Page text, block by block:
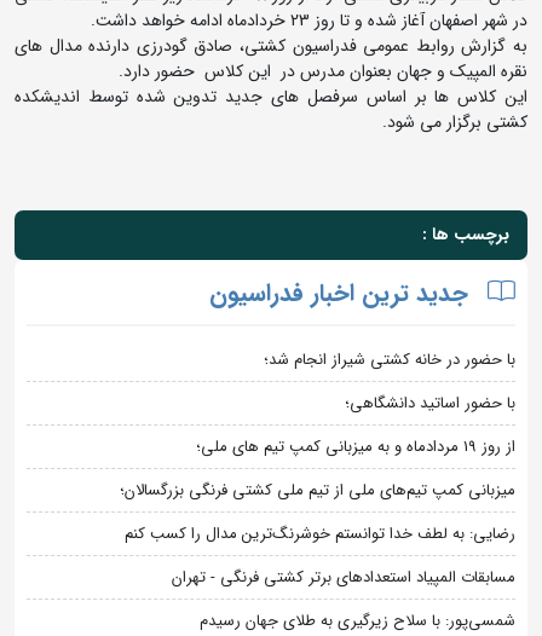
در شهر اصفهان آغاز شده و تا روز 23 خردادماه ادامه خواهد داشت.
به گزارش روابط عمومی فدراسیون کشتی، صادق گودرزی دارنده مدال های
نقره المپیک و جهان بعنوان مدرس در این کلاس حضور دارد.
این کلاس ها بر اساس سرفصل های جدید تدوین شده توسط اندیشکده
کشتی برگزار می شود.
برچسب ها :
جدید ترین اخبار فدراسیون
با حضور در خانه کشتی شیراز انجام شد؛
با حضور اساتید دانشگاهی؛
از روز 19 مردادماه و به میزبانی کمپ تیم های ملی؛
میزبانی کمپ تیم‌های ملی از تیم ملی کشتی فرنگی بزرگسالان؛
رضایی: به لطف خدا توانستم خوشرنگ‌ترین مدال را کسب کنم
مسابقات المپیاد استعدادهای برتر کشتی فرنگی - تهران
شمسی‌پور: با سلاح زیرگیری به طلای جهان رسیدم